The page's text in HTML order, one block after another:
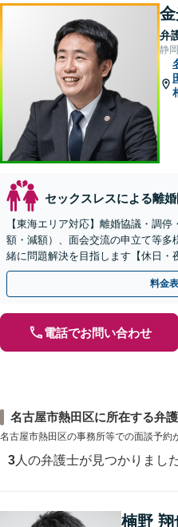
弁
静
セックスレスによる離
【東海エリア対応】離婚協議・調
額・減額）、面会交流の申立て等多
緒に問題解決を目指します【休日・
料金
電話でお問い合わせ
名古屋市熱田区に所在する弁
名古屋市熱田区の事務所等での面談予約
3 人の弁護士が見つかりまし
楠野 翔